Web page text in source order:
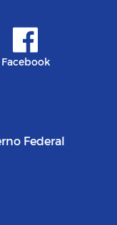
Facebook
Federal